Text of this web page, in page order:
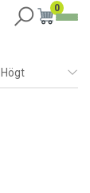
0